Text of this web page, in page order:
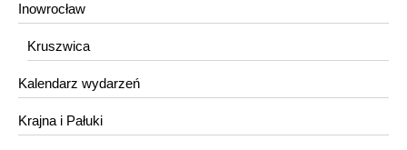
Inowrocław
Kruszwica
Kalendarz wydarzeń
Krajna i Pałuki